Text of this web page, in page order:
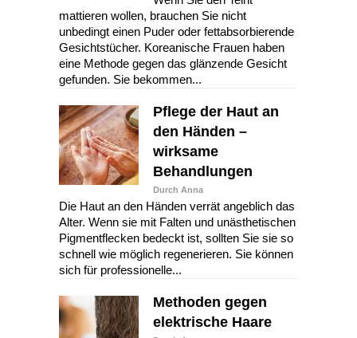
mattieren wollen, brauchen Sie nicht
unbedingt einen Puder oder fettabsorbierende
Gesichtstücher. Koreanische Frauen haben
eine Methode gegen das glänzende Gesicht
gefunden. Sie bekommen...
Pflege der Haut an
den Händen –
wirksame
Behandlungen
Durch Anna
Die Haut an den Händen verrät angeblich das
Alter. Wenn sie mit Falten und unästhetischen
Pigmentflecken bedeckt ist, sollten Sie sie so
schnell wie möglich regenerieren. Sie können
sich für professionelle...
Methoden gegen
elektrische Haare